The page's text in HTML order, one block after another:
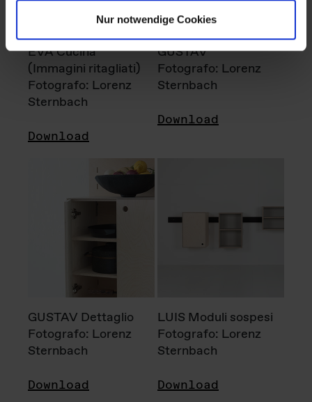
Nur notwendige Cookies
EVA Cucina
(Immagini ritagliati)
Fotografo: Lorenz
Sternbach
Download
GUSTAV
Fotografo: Lorenz
Sternbach
Download
GUSTAV Dettaglio
Fotografo: Lorenz
Sternbach
Download
LUIS Moduli sospesi
Fotografo: Lorenz
Sternbach
Download